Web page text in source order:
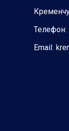
Email: